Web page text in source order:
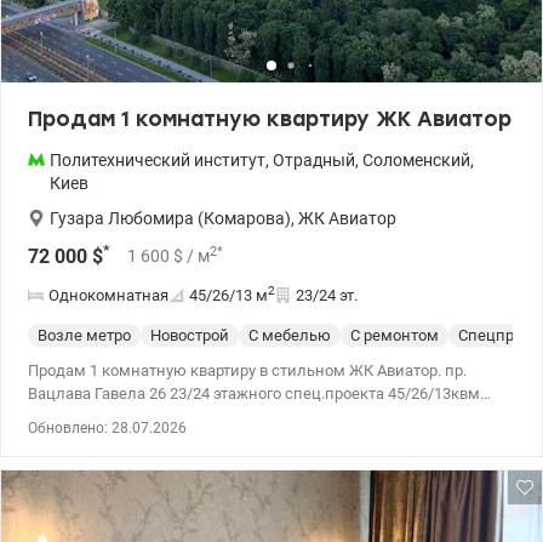
Продам 1 комнатную квартиру ЖК Авиатор
Политехнический институт, Отрадный, Соломенский,
Киев
Гузара Любомира (Комарова), ЖК Авиатор
72 000 $* 1 600 $ / м2*
Однокомнатная 45/26/13 м2 23/24 эт.
Возле метро Новострой С мебелью С ремонтом
Продам 1 комнатную квартиру в стильном ЖК Авиатор. пр.
Вацлава Гавела 26 23/24 этажного спец.проекта 45/26/13квм
подойдёт для жизни и для орендного бизнеса. Великолепный
инфросруктура, рядом магазины и бутики. в пешей доступности
остановка скоростного трамвая. Цена: 72000 у.е 0952331313
Иннна Valion.ua/1120131
Обновлено: 28.07.2026